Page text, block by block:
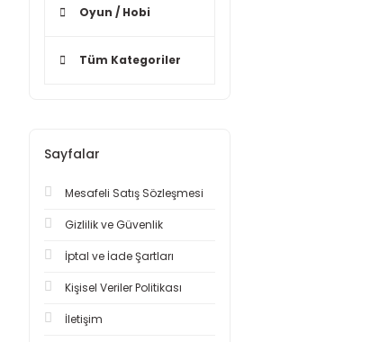
Oyun / Hobi
Tüm Kategoriler
Sayfalar
Mesafeli Satış Sözleşmesi
Gizlilik ve Güvenlik
İptal ve İade Şartları
Kişisel Veriler Politikası
İletişim